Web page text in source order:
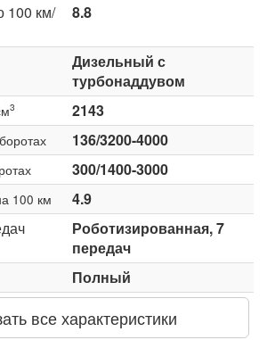
100 км/
8.8
Дизельный с
турбонаддувом
3
2143
136/3200-4000
300/1400-3000
100 км
4.9
Роботизированная, 7
передач
Полный
все характеристики